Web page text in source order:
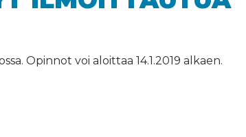
Opinnot voi aloittaa 14.1.2019 alkaen.